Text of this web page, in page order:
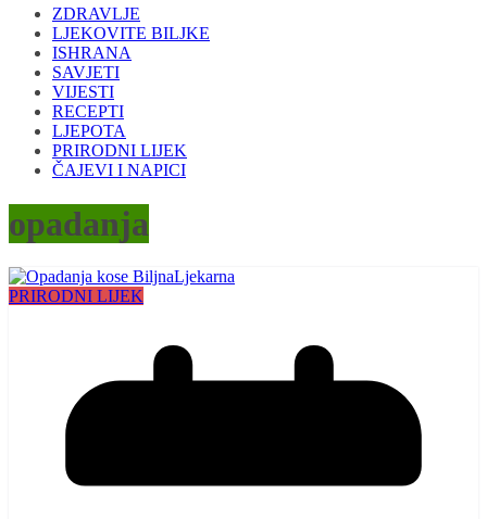
ZDRAVLJE
LJEKOVITE BILJKE
ISHRANA
SAVJETI
VIJESTI
RECEPTI
LJEPOTA
PRIRODNI LIJEK
ČAJEVI I NAPICI
opadanja
PRIRODNI LIJEK